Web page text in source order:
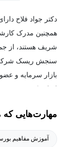
علاقه‌مندان
علاقه‌مندان به
علاقه‌مندان به
مدیران،
دانشجویان
منابع و الزاماتی
دکتر جواد فلاح
همچنین مدرک
شريف هستند، از
سنجش ريسک شركت
بازار سرمايه و
ایشان همچنین
اقتصاد خرد، اقصاد
مهارت‌هایی که
آموزش مفاهیم